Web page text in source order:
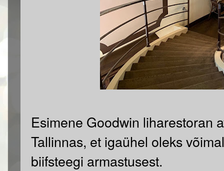
Esimene Goodwin liharestoran
Tallinnas, et igaühel oleks
biifsteegi armastusest.